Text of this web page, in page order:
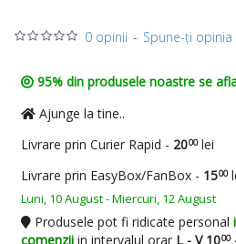
0 opinii - Spune-ţi opinia